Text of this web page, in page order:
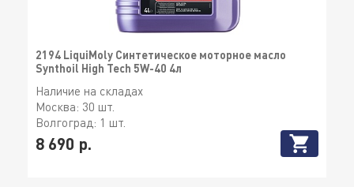
2194 LiquiMoly Синтетическое моторное масло
Synthoil High Tech 5W-40 4л
Наличие на складах
Москва: 30 шт.
Волгоград: 1 шт.
8 690 р.